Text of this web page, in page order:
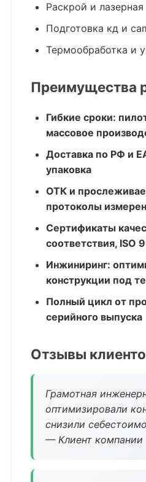
Раскрой и лазерная
Подготовка кд и
Термообработка и
Преимущества
Гибкие сроки:
массовое
Доставка по РФ и
упаковка
ОТК и
протоколы
Сертификаты
соответствия, ISO
Инжиниринг:
конструкции под
Полный цикл от
серийного выпуска
Отзывы
Грамотная
оптимизировали
снизили
— Клиент компании